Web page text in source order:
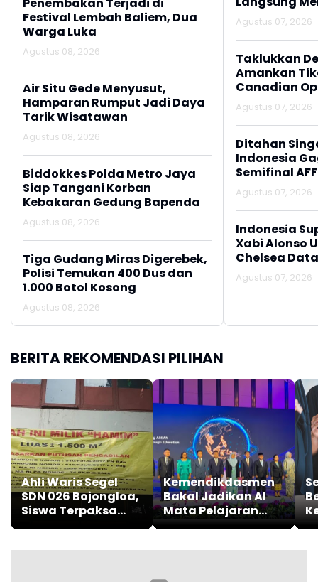
Festival Lembah Baliem, Dua
Warga Luka
Agustus 08, 2026
Air Situ Gede Menyusut,
Hamparan Rumput Jadi Daya
Tarik Wisatawan
Agustus 08, 2026
Biddokkes Polda Metro Jaya
Siap Tangani Korban
Kebakaran Gedung Bapenda
Agustus 08, 2026
Tiga Gudang Miras Digerebek,
Polisi Temukan 400 Dus dan
1.000 Botol Kosong
Agustus 08, 2026
Agustus 07, 2026
Taklukkan
Amankan
Canadian
Agustus 07, 2026
Ditahan
Indonesia
Semifinal
Agustus 07, 2026
Indonesia
Xabi Alonso
Chelsea
Agustus 07, 2026
BERITA REKOMENDASI PILIHAN
Ahli Waris Segel
SDN 026 Bojongloa,
Siswa Terpaksa
Belajar Jarak Jauh
Kemendikdasmen
Bakal Jadikan AI
Mata Pelajaran
Wajib